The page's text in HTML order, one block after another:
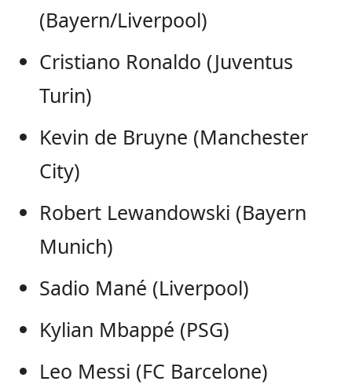
(Bayern/Liverpool)
Cristiano Ronaldo (Juventus
Turin)
Kevin de Bruyne (Manchester
City)
Robert Lewandowski (Bayern
Munich)
Sadio Mané (Liverpool)
Kylian Mbappé (PSG)
Leo Messi (FC Barcelone)